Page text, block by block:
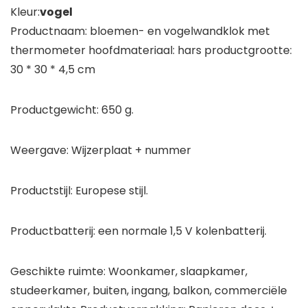
Kleur:vogel
Productnaam: bloemen- en vogelwandklok met
thermometer hoofdmateriaal: hars productgrootte:
30 * 30 * 4,5 cm
Productgewicht: 650 g.
Weergave: Wijzerplaat + nummer
Productstijl: Europese stijl.
Productbatterij: een normale 1,5 V kolenbatterij.
Geschikte ruimte: Woonkamer, slaapkamer,
studeerkamer, buiten, ingang, balkon, commerciële